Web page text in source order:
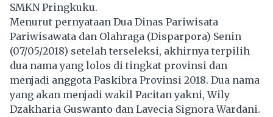
SMKN Pringkuku.
Menurut pernyataan Dua Dinas Pariwisata
Pariwisawata dan Olahraga (Disparpora) Senin
(07/05/2018) setelah terseleksi, akhirnya terpilih
dua nama yang lolos di tingkat provinsi dan
menjadi anggota Paskibra Provinsi 2018. Dua nama
yang akan menjadi wakil Pacitan yakni, Wily
Dzakharia Guswanto dan Lavecia Signora Wardani.